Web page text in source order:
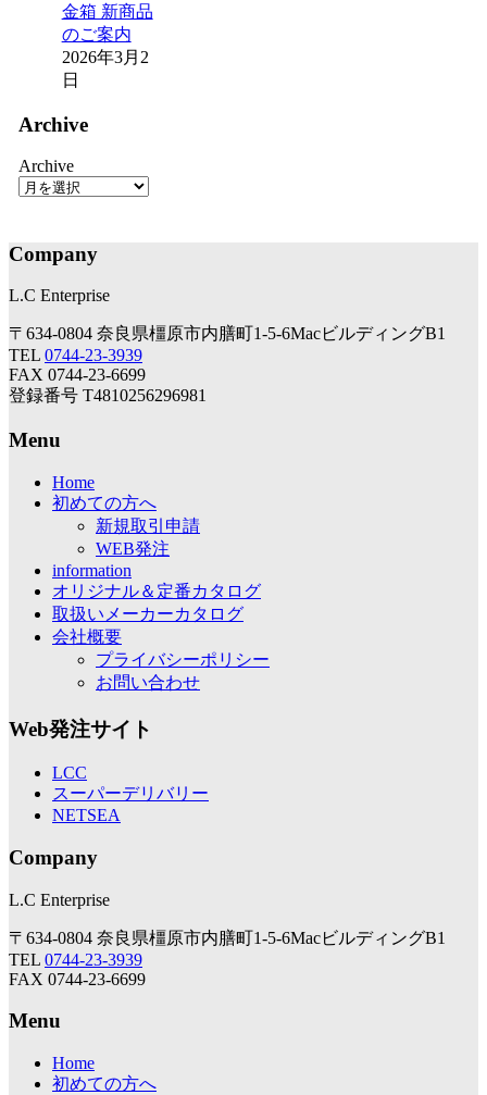
金箱 新商品
のご案内
2026年3月2
日
Archive
Archive
Company
L.C Enterprise
〒634-0804 奈良県橿原市内膳町1-5-6MacビルディングB1
TEL 0744-23-3939
FAX 0744-23-6699
登録番号 T4810256296981
Menu
Home
初めての方へ
新規取引申請
WEB発注
information
オリジナル＆定番カタログ
取扱いメーカーカタログ
会社概要
プライバシーポリシー
お問い合わせ
Web発注サイト
LCC
スーパーデリバリー
NETSEA
Company
L.C Enterprise
〒634-0804 奈良県橿原市内膳町1-5-6MacビルディングB1
TEL 0744-23-3939
FAX 0744-23-6699
Menu
Home
初めての方へ